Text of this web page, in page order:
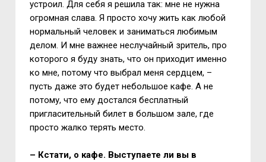
устроил. Для себя я решила так: мне не нужна
огромная слава. Я просто хочу жить как любой
нормальный человек и заниматься любимым
делом. И мне важнее неслучайный зритель, про
которого я буду знать, что он приходит именно
ко мне, потому что выбрал меня сердцем, –
пусть даже это будет небольшое кафе. А не
потому, что ему достался бесплатный
пригласительный билет в большом зале, где
просто жалко терять место.
– Кстати, о кафе. Выступаете ли вы в